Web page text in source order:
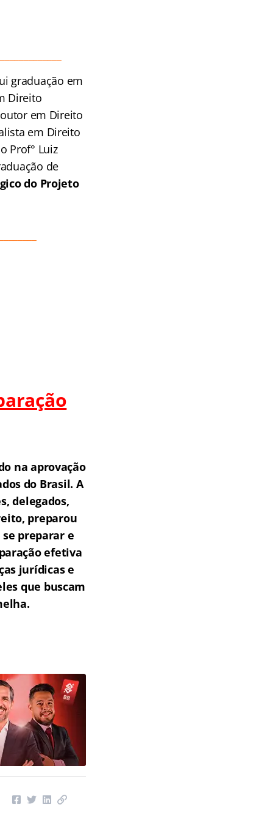
graduação em
Direito
em Direito
em Direito
Prof° Luiz
de
do Projeto
na aprovação
do Brasil. A
delegados,
preparou
preparar e
efetiva
jurídicas e
que buscam